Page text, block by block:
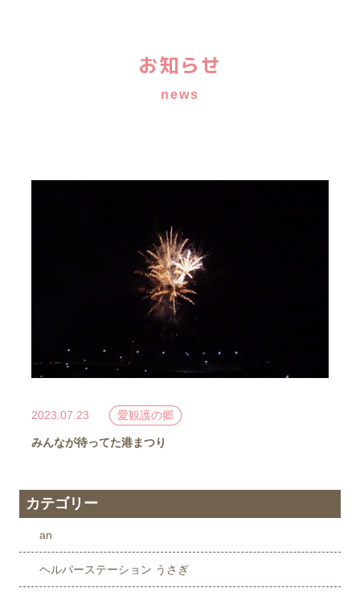
お知らせ
news
2023.07.23 愛観護の郷
みんなが待ってた港まつり
カテゴリー
an
ヘルパーステーション うさぎ